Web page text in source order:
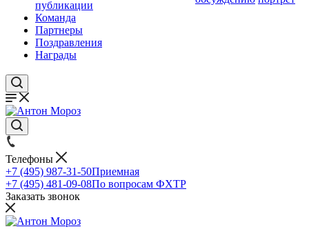
публикации
Команда
Партнеры
Поздравления
Награды
Телефоны
+7 (495) 987-31-50Приемная
+7 (495) 481-09-08По вопросам ФХТР
Заказать звонок